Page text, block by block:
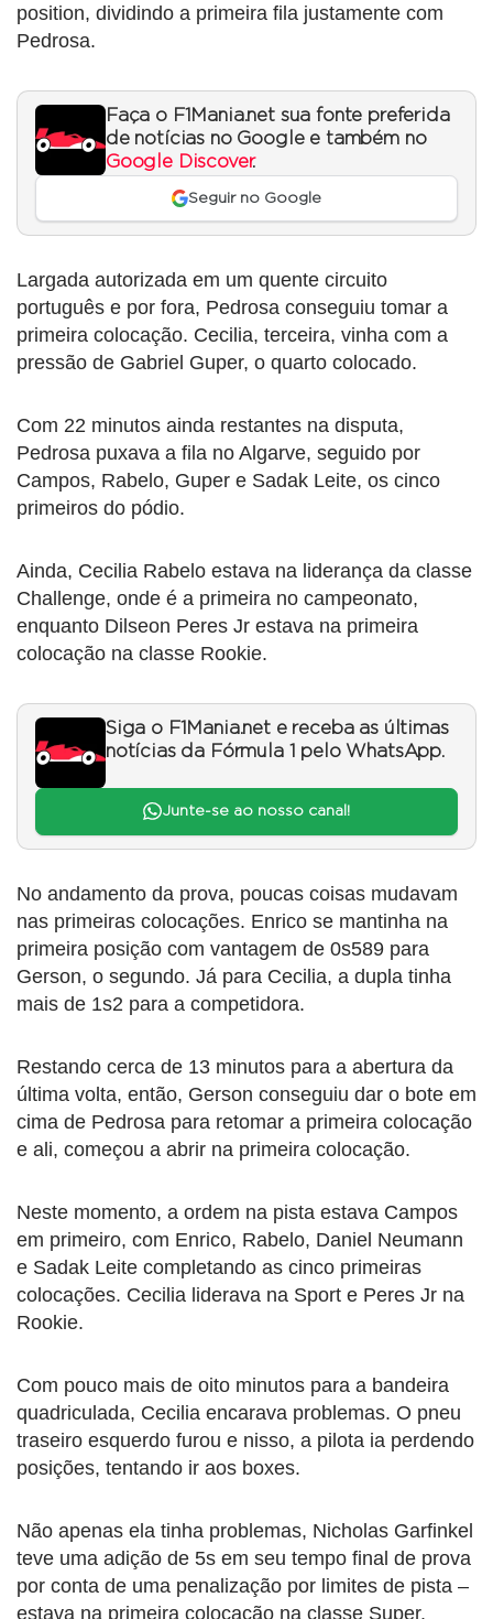
position, dividindo a primeira fila justamente com
Pedrosa.
Faça o F1Mania.net sua fonte preferida
de notícias no Google e também no
Google Discover.
Seguir no Google
Largada autorizada em um quente circuito
português e por fora, Pedrosa conseguiu tomar a
primeira colocação. Cecilia, terceira, vinha com a
pressão de Gabriel Guper, o quarto colocado.
Com 22 minutos ainda restantes na disputa,
Pedrosa puxava a fila no Algarve, seguido por
Campos, Rabelo, Guper e Sadak Leite, os cinco
primeiros do pódio.
Ainda, Cecilia Rabelo estava na liderança da classe
Challenge, onde é a primeira no campeonato,
enquanto Dilseon Peres Jr estava na primeira
colocação na classe Rookie.
Siga o F1Mania.net e receba as últimas
notícias da Fórmula 1 pelo WhatsApp.
Junte-se ao nosso canal!
No andamento da prova, poucas coisas mudavam
nas primeiras colocações. Enrico se mantinha na
primeira posição com vantagem de 0s589 para
Gerson, o segundo. Já para Cecilia, a dupla tinha
mais de 1s2 para a competidora.
Restando cerca de 13 minutos para a abertura da
última volta, então, Gerson conseguiu dar o bote em
cima de Pedrosa para retomar a primeira colocação
e ali, começou a abrir na primeira colocação.
Neste momento, a ordem na pista estava Campos
em primeiro, com Enrico, Rabelo, Daniel Neumann
e Sadak Leite completando as cinco primeiras
colocações. Cecilia liderava na Sport e Peres Jr na
Rookie.
Com pouco mais de oito minutos para a bandeira
quadriculada, Cecilia encarava problemas. O pneu
traseiro esquerdo furou e nisso, a pilota ia perdendo
posições, tentando ir aos boxes.
Não apenas ela tinha problemas, Nicholas Garfinkel
teve uma adição de 5s em seu tempo final de prova
por conta de uma penalização por limites de pista –
estava na primeira colocação na classe Super.